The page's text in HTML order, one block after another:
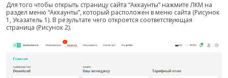
Для того чтобы открыть страницу сайта “Аккаунты” нажмите ЛКМ на
раздел меню “Аккаунты”, который расположен в меню сайта (Рисунок
1, Указатель 1). В результате чего откроется соответствующая
страница (Рисунок 2).